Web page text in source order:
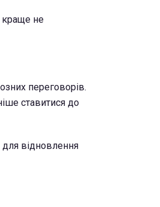
краще не
переговорів.
ставитися до
відновлення